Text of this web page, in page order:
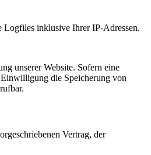
inklusive Ihrer IP-Adressen.
unserer Website. Sofern eine
die Speicherung von
Vertrag, der